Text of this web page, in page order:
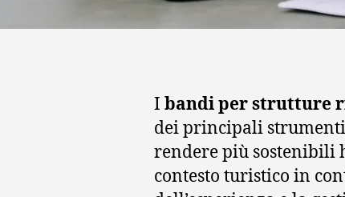
I bandi per strutture
dei principali
rendere più sostenibili
contesto turistico in